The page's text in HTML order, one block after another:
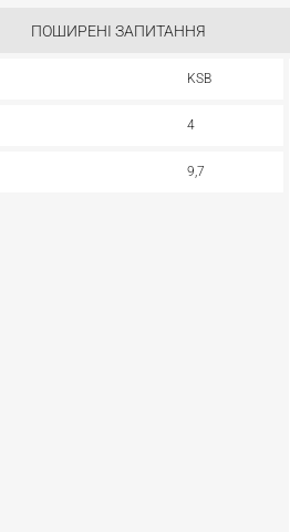
ПОШИРЕНІ ЗАПИТАННЯ
KSB
4
9,7